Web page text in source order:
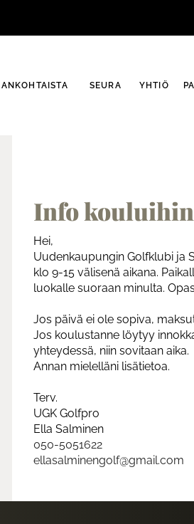
SEURA YHTIÖ
Info kouluihin
Hei,
Uudenkaupungin Golfklubi ja
klo 9-15 välisenä aikana.
luokalle suoraan minulta.
Jos päivä ei ole sopiva,
Jos koulustanne löytyy
yhteydessä, niin sovitaan aika.
Annan mielelläni lisätietoa.
Terv.
UGK Golfpro
Ella Salminen
050-5051622
​​​​​​​ellasalminengolf@gmail.com